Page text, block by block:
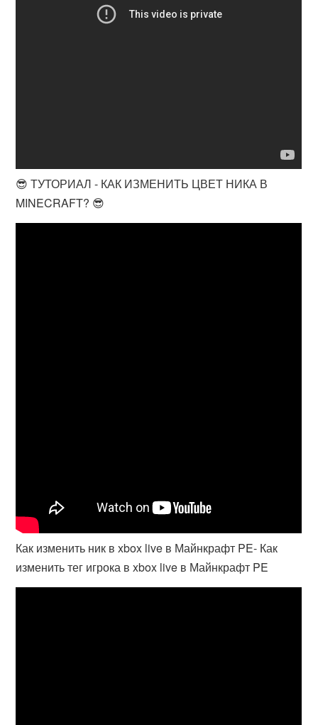
😎 ТУТОРИАЛ - КАК ИЗМЕНИТЬ ЦВЕТ НИКА В
MINECRAFT? 😎
Как изменить ник в xbox live в Майнкрафт PE- Как
изменить тег игрока в xbox live в Майнкрафт PE